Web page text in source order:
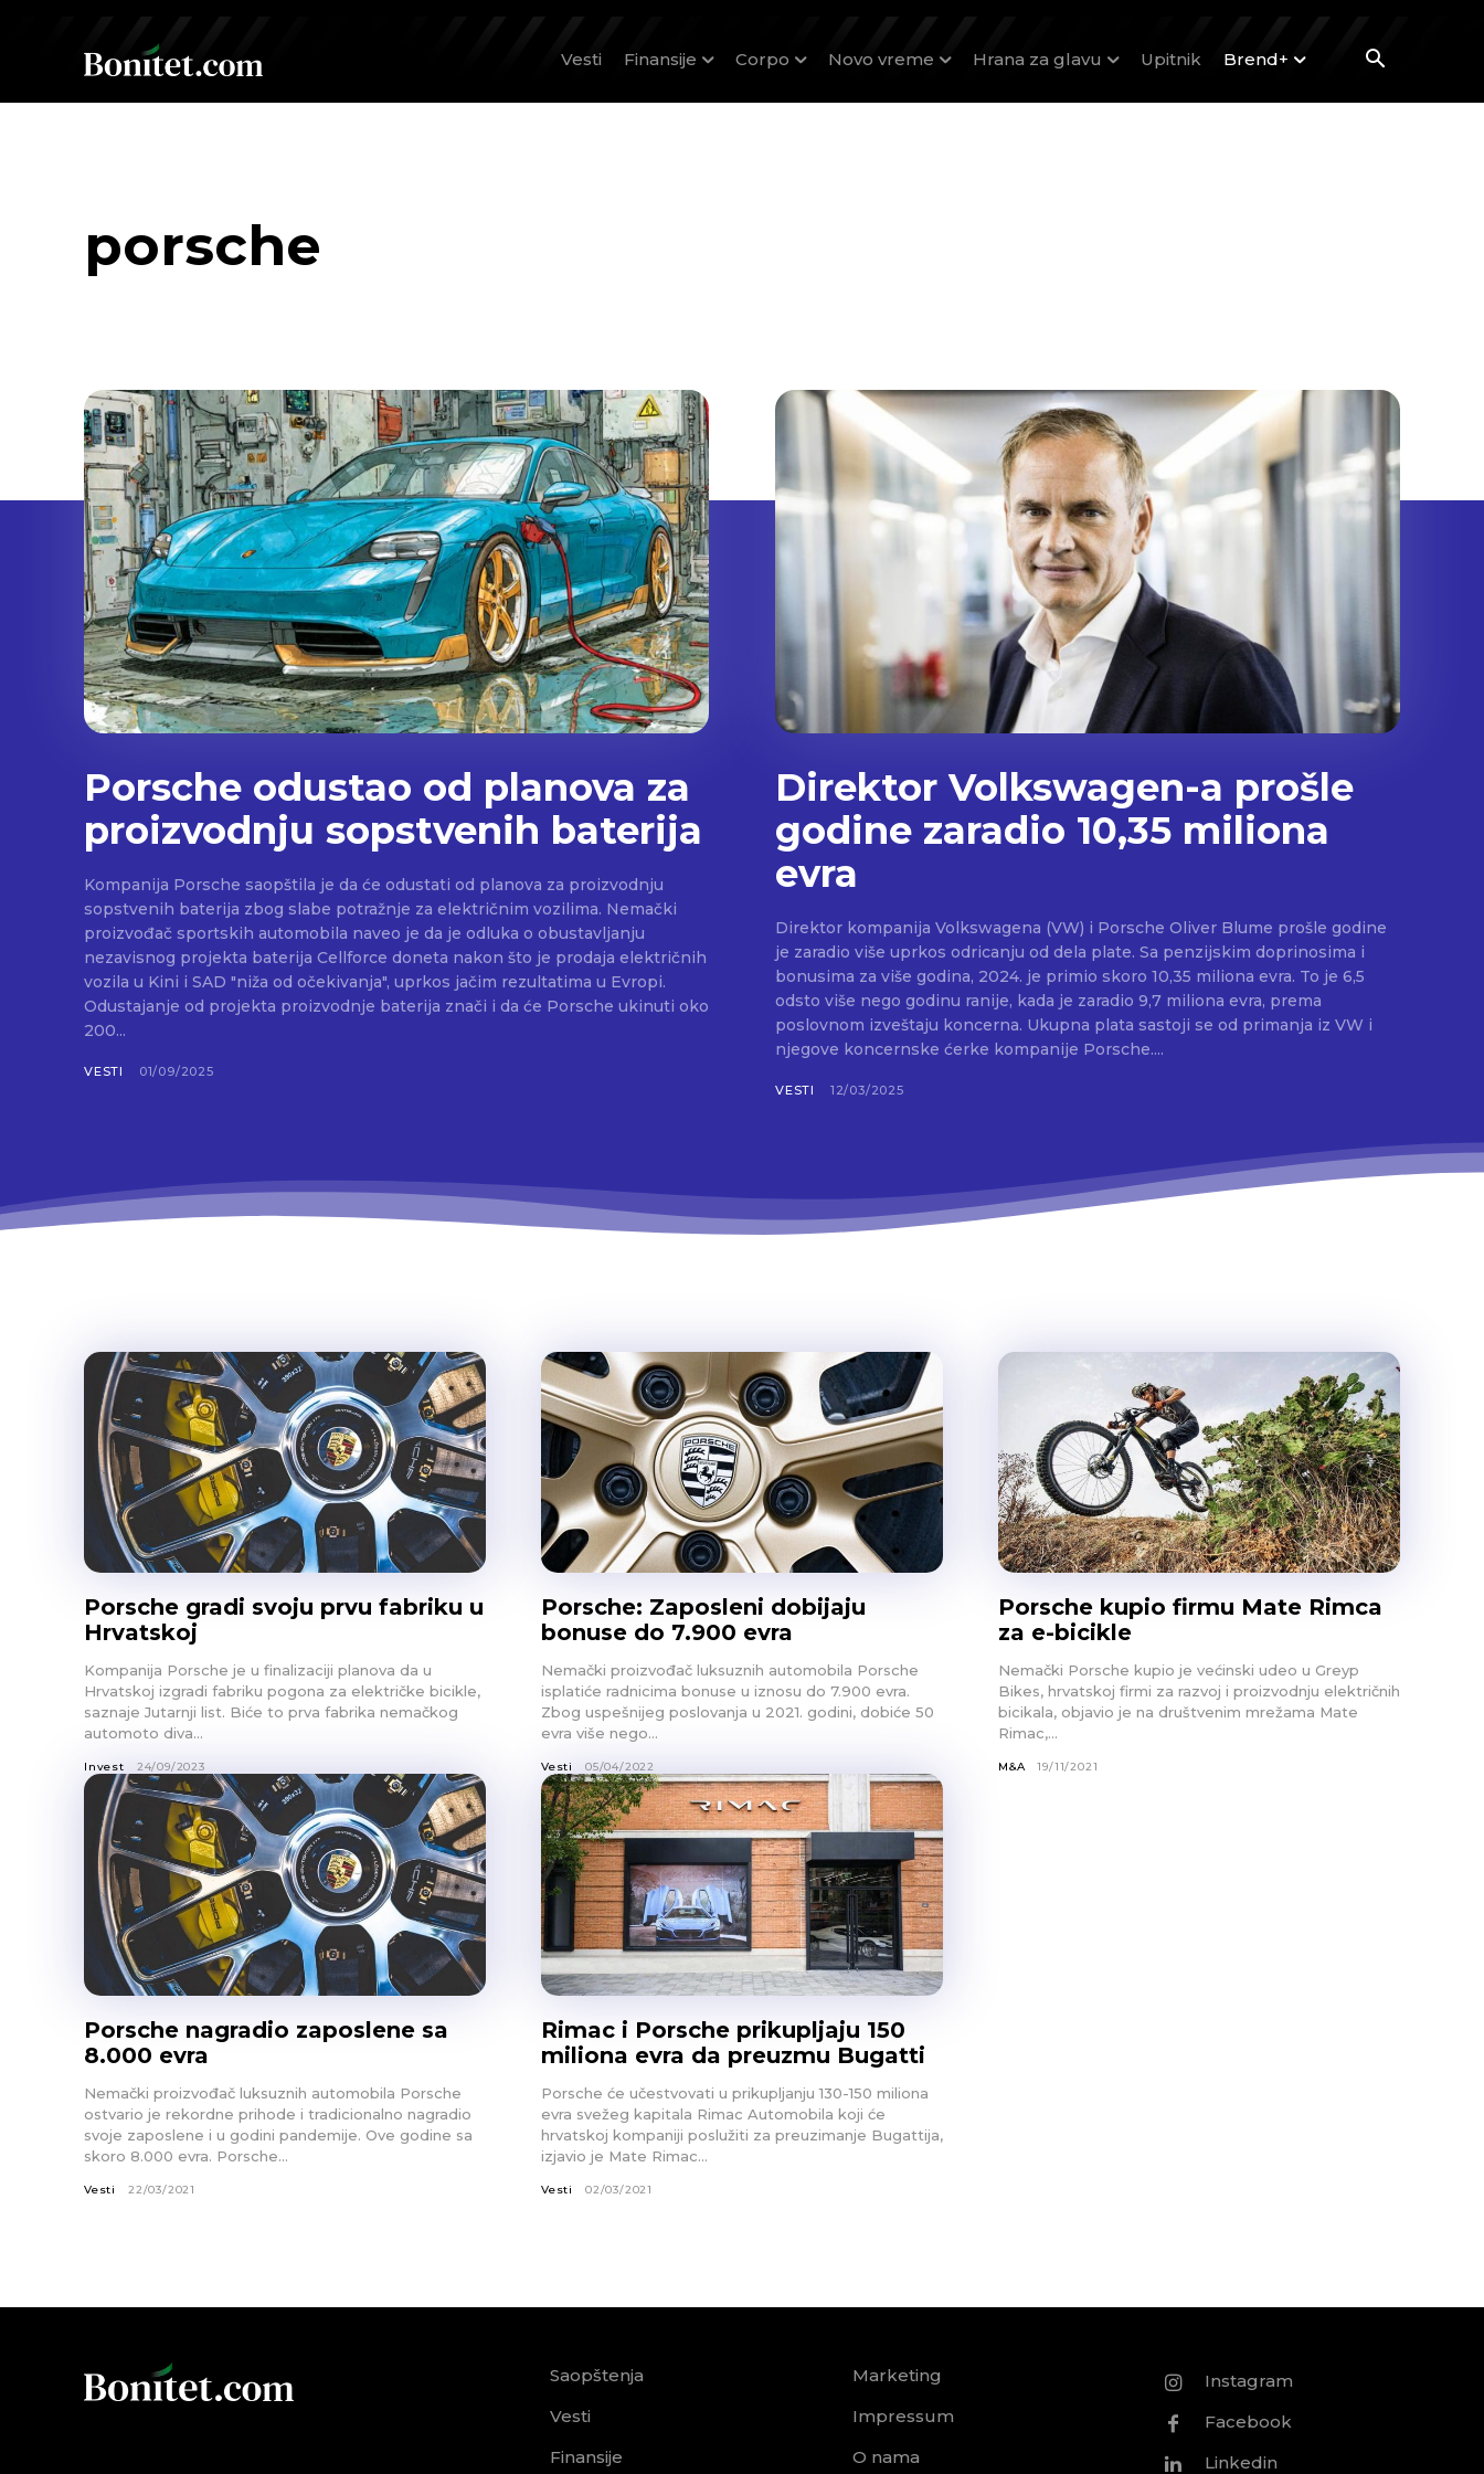
Vesti Finansije Corpo Novo vreme Hrana za glavu Upitnik Brend+
porsche
Porsche odustao od planova za
proizvodnju sopstvenih baterija
Kompanija Porsche saopštila je da će odustati od planova za proizvodnju
sopstvenih baterija zbog slabe potražnje za električnim vozilima. Nemački
proizvođač sportskih automobila naveo je da je odluka o obustavljanju
nezavisnog projekta baterija Cellforce doneta nakon što je prodaja električnih
vozila u Kini i SAD "niža od očekivanja", uprkos jačim rezultatima u Evropi.
Odustajanje od projekta proizvodnje baterija znači i da će Porsche ukinuti oko
200...
VESTI 01/09/2025
Direktor Volkswagen-a prošle
godine zaradio 10,35 miliona
evra
Direktor kompanija Volkswagena (VW) i Porsche Oliver Blume prošle godine
je zaradio više uprkos odricanju od dela plate. Sa penzijskim doprinosima i
bonusima za više godina, 2024. je primio skoro 10,35 miliona evra. To je 6,5
odsto više nego godinu ranije, kada je zaradio 9,7 miliona evra, prema
poslovnom izveštaju koncerna. Ukupna plata sastoji se od primanja iz VW i
njegove koncernske ćerke kompanije Porsche....
VESTI 12/03/2025
Porsche gradi svoju prvu fabriku u
Hrvatskoj
Kompanija Porsche je u finalizaciji planova da u
Hrvatskoj izgradi fabriku pogona za električke bicikle,
saznaje Jutarnji list. Biće to prva fabrika nemačkog
automoto diva...
Invest 24/09/2023
Porsche: Zaposleni dobijaju
bonuse do 7.900 evra
Nemački proizvođač luksuznih automobila Porsche
isplatiće radnicima bonuse u iznosu do 7.900 evra.
Zbog uspešnijeg poslovanja u 2021. godini, dobiće 50
evra više nego...
Vesti 05/04/2022
Porsche kupio firmu Mate Rimca
za e-bicikle
Nemački Porsche kupio je većinski udeo u Greyp
Bikes, hrvatskoj firmi za razvoj i proizvodnju električnih
bicikala, objavio je na društvenim mrežama Mate
Rimac,...
M&A 19/11/2021
Porsche nagradio zaposlene sa
8.000 evra
Nemački proizvođač luksuznih automobila Porsche
ostvario je rekordne prihode i tradicionalno nagradio
svoje zaposlene i u godini pandemije. Ove godine sa
skoro 8.000 evra. Porsche...
Vesti 22/03/2021
Rimac i Porsche prikupljaju 150
miliona evra da preuzmu Bugatti
Porsche će učestvovati u prikupljanju 130-150 miliona
evra svežeg kapitala Rimac Automobila koji će
hrvatskoj kompaniji poslužiti za preuzimanje Bugattija,
izjavio je Mate Rimac...
Vesti 02/03/2021
Saopštenja
Vesti
Finansije
Marketing
Impressum
O nama
Instagram
Facebook
Linkedin